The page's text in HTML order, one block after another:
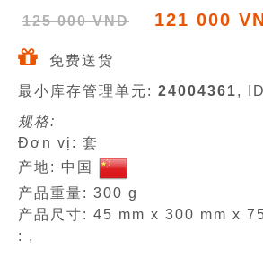
125 000 VND 121 000
免费送货
最小库存管理单元: 24004361,
规格:
Đơn vị: 套
产地: 中国
产品重量: 300 g
产品尺寸: 45 mm x 300 mm x
: ,